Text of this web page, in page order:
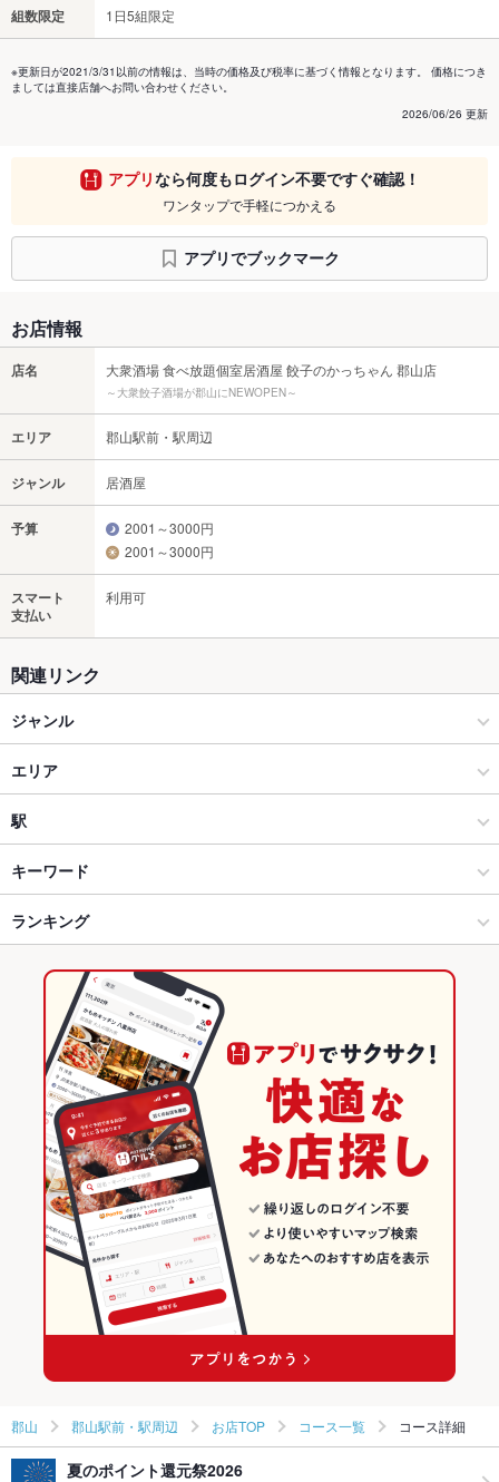
組数限定 1日5組限定
※更新日が2021/3/31以前の情報は、当時の価格及び税率に基づく情報となります。 価格につき
ましては直接店舗へお問い合わせください。
2026/06/26 更新
アプリなら何度もログイン不要ですぐ確認！
ワンタップで手軽につかえる
アプリでブックマーク
お店情報
店名 大衆酒場 食べ放題個室居酒屋 餃子のかっちゃん 郡山店
～大衆餃子酒場が郡山にNEWOPEN～
エリア 郡山駅前・駅周辺
ジャンル 居酒屋
予算
2001～3000円
2001～3000円
スマート
支払い
利用可
関連リンク
ジャンル
居酒屋
和風
郡山 × 居酒屋
郡山 × 和風
郡山駅 × 居酒屋
郡山駅 × 和風
飲茶・点心・餃子
郡山 × 中華
郡山 × 飲茶・点心・餃子
郡山駅 × 中華
郡山駅 × 飲茶・点心・餃子
エリア
郡山駅前・駅周辺
郡山駅前・駅周辺 × 居酒屋
郡山駅前・駅周辺 × 和風
郡山駅前・駅周辺 × 中華
郡山駅前・駅周辺 × 飲茶・点心・餃子
福島 × 居酒屋
福島 × 和風
福島 × 中華
福島 × 飲茶・点心・餃子
駅
郡山駅
キーワード
からあげ
たこ焼き 揚げ餃子
ランキング
福島のグルメランキング
福島の居酒屋ランキング
郡山のグルメランキング
郡山の居酒屋ランキング
郡山駅前・駅周辺のグルメランキング
郡山駅前・駅周辺の居酒屋ランキング
郡山 郡山駅前・駅周辺 お店TOP コース一覧 コース詳細
夏のポイント還元祭2026